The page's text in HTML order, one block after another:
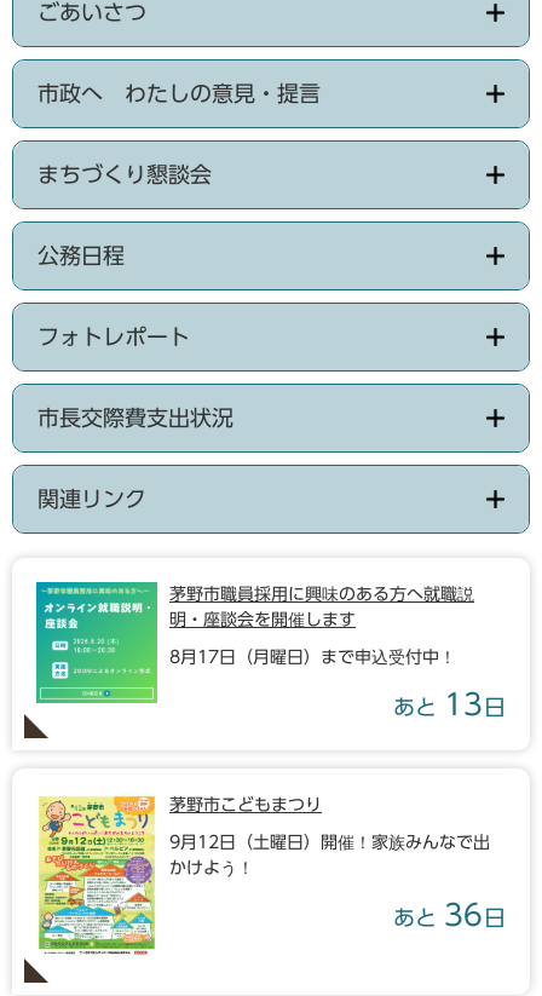
ごあいさつ
市政へ わたしの意見・提言
まちづくり懇談会
公務日程
フォトレポート
市長交際費支出状況
関連リンク
茅野市職員採用に興味のある方へ就職説
明・座談会を開催します
8月17日（月曜日）まで申込受付中！
あと 13 日
茅野市こどもまつり
9月12日（土曜日）開催！家族みんなで出
かけよう！
あと 36 日